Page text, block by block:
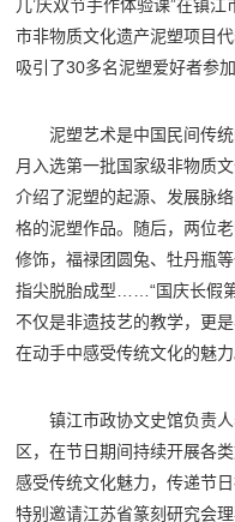
儿’庆双节手作体验课”在镇
市非物质文化遗产泥塑项目
吸引了30多名泥塑爱好者参加
泥塑艺术是中国民间传
月入选第一批国家级非物质
介绍了泥塑的起源、发展脉
格的泥塑作品。随后，两位
修饰，福禄团圆兔、牡丹瓶
指尖脱胎成型……“国庆长假
不仅是非遗技艺的教学，更
在动手中感受传统文化的魅力
镇江市政协文史馆负责
区，在节日期间持续开展各
感受传统文化魅力，传递节
特别邀请江苏省篆刻研究会